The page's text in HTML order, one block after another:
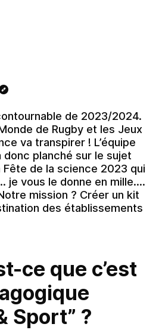
de 2023/2024.
de Rugby et les Jeux
va transpirer ! L’équipe
donc planché sur le sujet
Fête de la science 2023 qui
je vous le donne en mille….
mission ? Créer un kit
des établissements
ce que c’est
Sport” ?